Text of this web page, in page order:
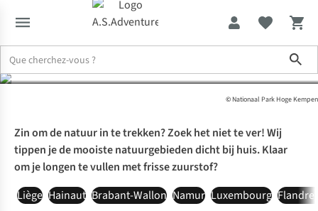
les réserves naturelles
© Nationaal Park Hoge Kempen
Zin om de natuur in te trekken? Zoek het niet te ver! Wij
tippen je de mooiste natuurgebieden dicht bij huis. Klaar
om je longen te vullen met frisse zuurstof?
Liège Hainaut Brabant-Wallon Namur Luxembourg